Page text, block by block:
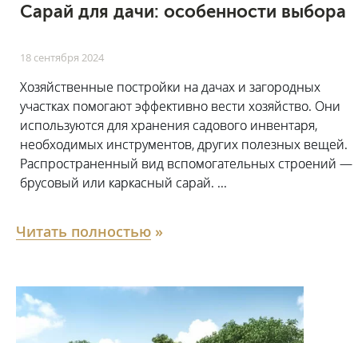
Сарай для дачи: особенности выбора
18 сентября 2024
Хозяйственные постройки на дачах и загородных
участках помогают эффективно вести хозяйство. Они
используются для хранения садового инвентаря,
необходимых инструментов, других полезных вещей.
Распространенный вид вспомогательных строений —
брусовый или каркасный сарай. ...
Читать полностью »